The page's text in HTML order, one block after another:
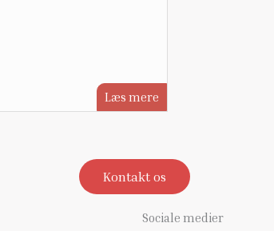
Læs mere
Kontakt os
Sociale medier